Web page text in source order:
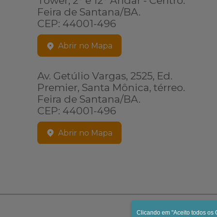
Feira de Santana/BA.
CEP: 44001-496
Abrir no Mapa
Av. Getúlio Vargas, 2525, Ed.
Premier, Santa Mônica, térreo.
Feira de Santana/BA.
CEP: 44001-496
Abrir no Mapa
Clicando em "Aceito todos os